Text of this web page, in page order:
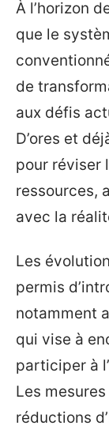
À l’horizon
que le
de
aux défis
D’ores et
pour réviser
ressources,
avec la
Les
permis
notamment
qui vise à
participer à
Les
réductions